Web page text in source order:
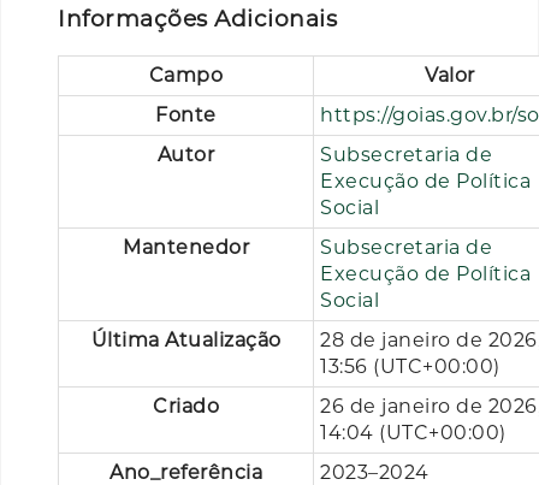
Informações Adicionais
Campo
Valor
Fonte
https://goias.gov.br/
Autor
Subsecretaria de
Execução de Política
Social
Mantenedor
Subsecretaria de
Execução de Política
Social
Última Atualização
28 de janeiro de
13:56 (UTC+00:00)
Criado
26 de janeiro de
14:04 (UTC+00:00)
Ano_referência
2023–2024